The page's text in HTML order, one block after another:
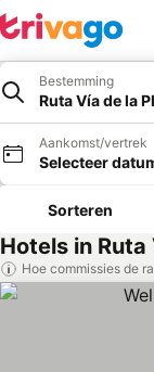
Bestemming
Ruta Vía de la
Aankomst/vertrek
Selecteer
Sorteren
Hotels in
Hoe commissies de